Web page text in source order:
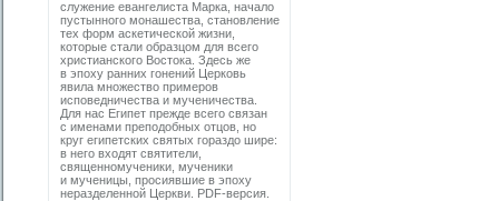
служение евангелиста Марка, начало
пустынного монашества, становление
тех форм аскетической жизни,
которые стали образцом для всего
христианского Востока. Здесь же
в эпоху ранних гонений Церковь
явила множество примеров
исповедничества и мученичества.
Для нас Египет прежде всего связан
с именами преподобных отцов, но
круг египетских святых гораздо шире:
в него входят святители,
священномученики, мученики
и мученицы, просиявшие в эпоху
неразделенной Церкви. PDF-версия.